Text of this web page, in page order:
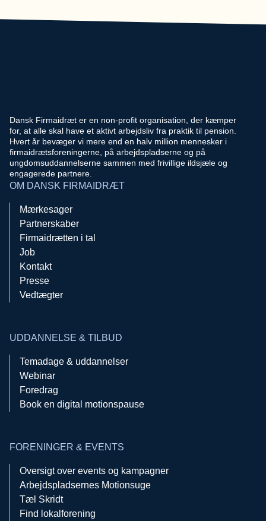
Dansk Firmaidræt er en non-profit organisation, der kæmper
for, at alle skal have et aktivt arbejdsliv fra praktik til pension.
Hvert år bevæger vi mere end en halv million mennesker i
firmaidrætsforeningerne, på arbejdspladserne og på
ungdomsuddannelserne sammen med frivillige ildsjæle og
engagerede partnere.
OM DANSK FIRMAIDRÆT
Mærkesager
Partnerskaber
Firmaidrætten i tal
Job
Kontakt
Presse
Vedtægter
UDDANNELSE & TILBUD
Temadage & uddannelser
Webinar
Foredrag
Book en digital motionspause
FORENINGER & EVENTS
Oversigt over events og kampagner
Arbejdspladsernes Motionsuge
Tæl Skridt
Find lokalforening